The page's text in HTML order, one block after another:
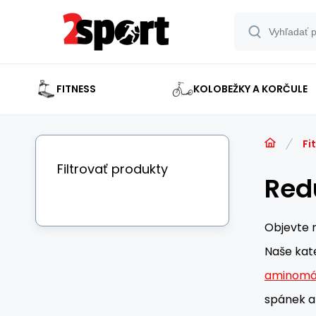
FITNESS KOLOBEŽKY A KORČULE
Objevte
Naše
spánek
Filtrovať produkty